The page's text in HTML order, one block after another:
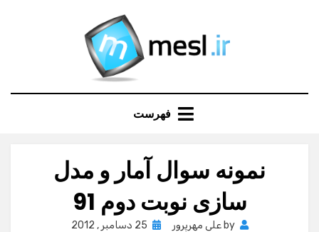
فهرست
نمونه سوال آمار و مدل
سازی نوبت دوم 91
by علی مهرپرور
Posted
25 دسامبر , 2012